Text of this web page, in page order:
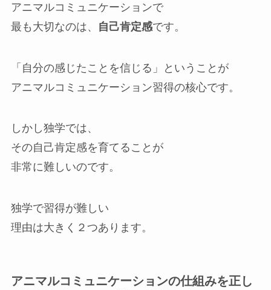
アニマルコミュニケーションで
最も大切なのは、
自己肯定感です。
「自分の感じたことを信じる」ということが
アニマルコミュニケーション習得の核心です。
しかし独学では、
その自己肯定感を育てることが
非常に難しいのです。
独学で習得が難しい
理由は大きく２つあります。
アニマルコミュニケーションの仕組みを正し